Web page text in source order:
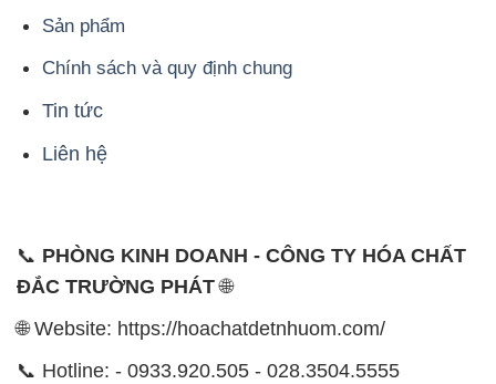
Sản phẩm
Chính sách và quy định chung
Tin tức
Liên hệ
📞 PHÒNG KINH DOANH - CÔNG TY HÓA CHẤT
ĐẮC TRƯỜNG PHÁT🌐
🌐 Website: https://hoachatdetnhuom.com/
📞 Hotline: - 0933.920.505 - 028.3504.5555